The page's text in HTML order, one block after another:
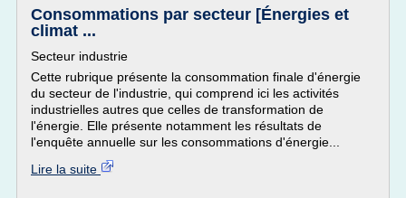
Consommations par secteur [Énergies et
climat ...
Secteur industrie
Cette rubrique présente la consommation finale d'énergie
du secteur de l'industrie, qui comprend ici les activités
industrielles autres que celles de transformation de
l'énergie. Elle présente notamment les résultats de
l'enquête annuelle sur les consommations d'énergie...
Lire la suite